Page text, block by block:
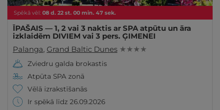
Spēkā vēl: 08 d. 22 st. 00 min. 46 sek.
ĪPAŠAIS — 1, 2 vai 3 naktis ar SPA atpūtu un āra
izklaidēm DIVIEM vai 3 pers. ĢIMENEI
Palanga, Grand Baltic Dunes ★ ★ ★ ★
Zviedru galda brokastis
Atpūta SPA zonā
Vēlā izrakstīšanās
Ir spēkā līdz 26.09.2026